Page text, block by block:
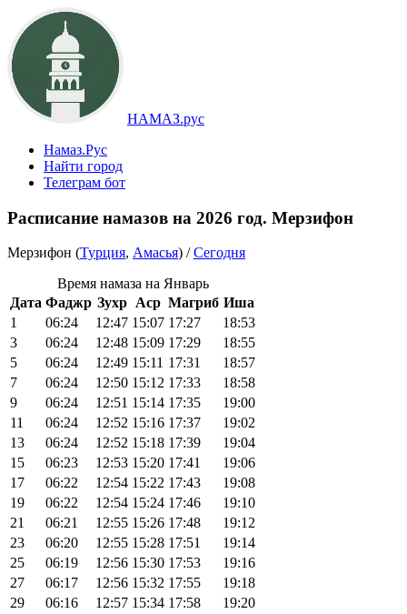
НАМАЗ.рус
Намаз.Рус
Найти город
Телеграм бот
Расписание намазов на 2026 год. Мерзифон
Мерзифон (Турция, Амасья) /Сегодня
Время намаза на Январь
Дата Фаджр Зухр Аср Магриб Иша
1
06:24 12:47 15:07 17:27
18:53
3
06:24 12:48 15:09 17:29
18:55
5
06:24 12:49 15:11 17:31
18:57
7
06:24 12:50 15:12 17:33
18:58
9
06:24 12:51 15:14 17:35
19:00
11
06:24 12:52 15:16 17:37
19:02
13
06:24 12:52 15:18 17:39
19:04
15
06:23 12:53 15:20 17:41
19:06
17
06:22 12:54 15:22 17:43
19:08
19
06:22 12:54 15:24 17:46
19:10
21
06:21 12:55 15:26 17:48
19:12
23
06:20 12:55 15:28 17:51
19:14
25
06:19 12:56 15:30 17:53
19:16
27
06:17 12:56 15:32 17:55
19:18
29
06:16 12:57 15:34 17:58
19:20